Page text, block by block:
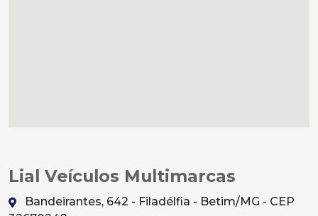
Lial Veículos Multimarcas
Bandeirantes, 642 - Filadélfia - Betim/MG - CEP